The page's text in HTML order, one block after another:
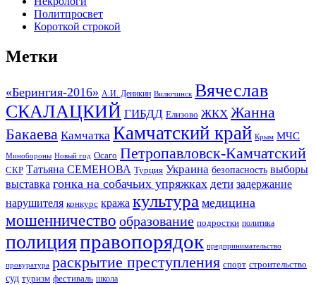
Политпросвет
Короткой строкой
Метки
«Берингия-2016» А.И. Деникин Вилючинск Вячеслав
СКАЛАЦКИЙ ГИБДД Елизово ЖКХ Жанна
Бакаева Камчатка Камчатский край Крым МЧС
Минобороны Новый год Осаго Петропавловск-Камчатский
СКР Татьяна СЕМЕНОВА Турция Украина безопасность выборы
выставка гонка на собачьих упряжках дети задержание
нарушителя конкурс кража культура медицина
мошенничество образование подростки политика
полицияправопорядок предпринимательство
прокуратура раскрытие преступления спорт строительство
суд туризм фестиваль школа